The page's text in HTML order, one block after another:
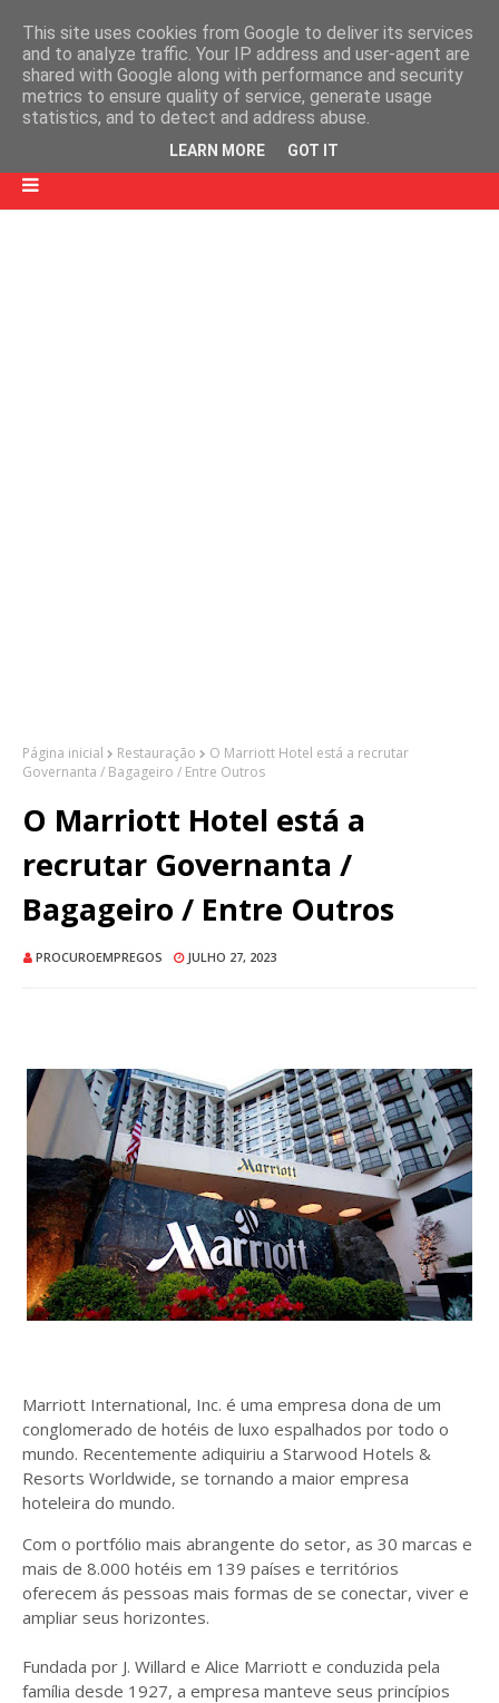
Página inicial Restauração
O Marriott Hotel está a recrutar
Governanta / Bagageiro / Entre Outros
O Marriott Hotel está a
recrutar Governanta /
Bagageiro / Entre Outros
PROCUROEMPREGOS JULHO 27, 2023
Marriott International, Inc. é uma empresa dona de um
conglomerado de hotéis de luxo espalhados por todo o
mundo. Recentemente adiquiriu a Starwood Hotels &
Resorts Worldwide, se tornando a maior empresa
hoteleira do mundo.
Com o portfólio mais abrangente do setor, as 30 marcas e
mais de 8.000 hotéis em 139 países e territórios
oferecem ás pessoas mais formas de se conectar, viver e
ampliar seus horizontes.
Fundada por J. Willard e Alice Marriott e conduzida pela
família desde 1927, a empresa manteve seus princípios
This site uses cookies from Google to deliver its services
and to analyze traffic. Your IP address and user-agent are
shared with Google along with performance and security
metrics to ensure quality of service, generate usage
statistics, and to detect and address abuse.
LEARN MORE GOT IT